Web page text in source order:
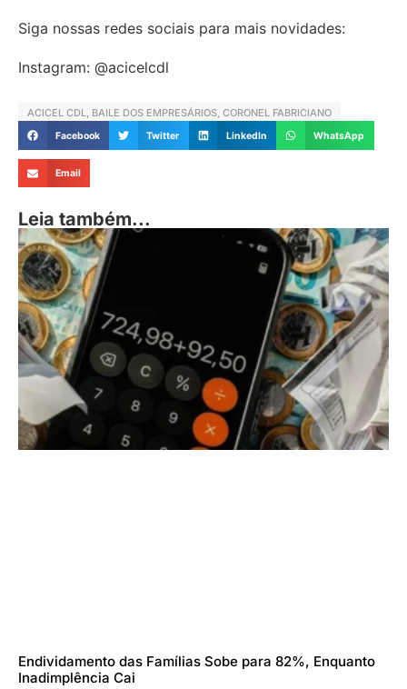
Siga nossas redes sociais para mais novidades:
Instagram: @acicelcdl
ACICEL CDL, BAILE DOS EMPRESÁRIOS, CORONEL FABRICIANO
Facebook Twitter LinkedIn WhatsApp
Email
Leia também...
Endividamento das Famílias Sobe para 82%, Enquanto
Inadimplência Cai